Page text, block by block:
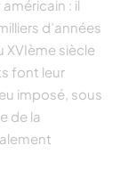
: il
d’années
XVIème siècle
s font leur
imposé, sous
de la